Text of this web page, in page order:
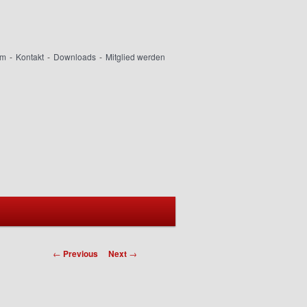
Kontakt Downloads Mitglied werden
Post navigation
← Previous Next →